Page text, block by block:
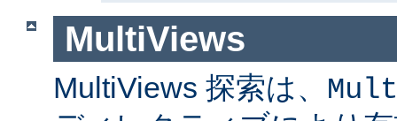
MultiViews
MultiViews 探索は、